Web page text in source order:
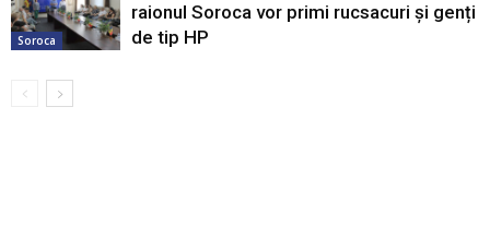
Soroca
raionul Soroca vor primi rucsacuri și genți
de tip HP